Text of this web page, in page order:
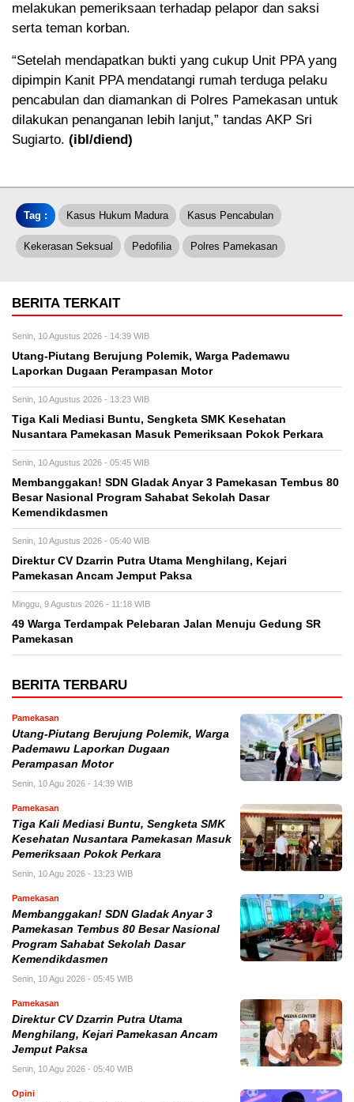
melakukan pemeriksaan terhadap pelapor dan saksi
serta teman korban.
“Setelah mendapatkan bukti yang cukup Unit PPA yang
dipimpin Kanit PPA mendatangi rumah terduga pelaku
pencabulan dan diamankan di Polres Pamekasan untuk
dilakukan penanganan lebih lanjut,” tandas AKP Sri
Sugiarto. (ibl/diend)
Tag : Kasus Hukum Madura Kasus Pencabulan
Kekerasan Seksual Pedofilia Polres Pamekasan
BERITA TERKAIT
Senin, 10 Agustus 2026 - 14:39 WIB
Utang-Piutang Berujung Polemik, Warga Pademawu
Laporkan Dugaan Perampasan Motor
Senin, 10 Agustus 2026 - 13:23 WIB
Tiga Kali Mediasi Buntu, Sengketa SMK Kesehatan
Nusantara Pamekasan Masuk Pemeriksaan Pokok Perkara
Senin, 10 Agustus 2026 - 05:45 WIB
Membanggakan! SDN Gladak Anyar 3 Pamekasan Tembus 80
Besar Nasional Program Sahabat Sekolah Dasar
Kemendikdasmen
Senin, 10 Agustus 2026 - 05:40 WIB
Direktur CV Dzarrin Putra Utama Menghilang, Kejari
Pamekasan Ancam Jemput Paksa
Minggu, 9 Agustus 2026 - 11:18 WIB
49 Warga Terdampak Pelebaran Jalan Menuju Gedung SR
Pamekasan
BERITA TERBARU
Pamekasan
Utang-Piutang Berujung Polemik, Warga
Pademawu Laporkan Dugaan
Perampasan Motor
Senin, 10 Agu 2026 - 14:39 WIB
Pamekasan
Tiga Kali Mediasi Buntu, Sengketa SMK
Kesehatan Nusantara Pamekasan Masuk
Pemeriksaan Pokok Perkara
Senin, 10 Agu 2026 - 13:23 WIB
Pamekasan
Membanggakan! SDN Gladak Anyar 3
Pamekasan Tembus 80 Besar Nasional
Program Sahabat Sekolah Dasar
Kemendikdasmen
Senin, 10 Agu 2026 - 05:45 WIB
Pamekasan
Direktur CV Dzarrin Putra Utama
Menghilang, Kejari Pamekasan Ancam
Jemput Paksa
Senin, 10 Agu 2026 - 05:40 WIB
Opini